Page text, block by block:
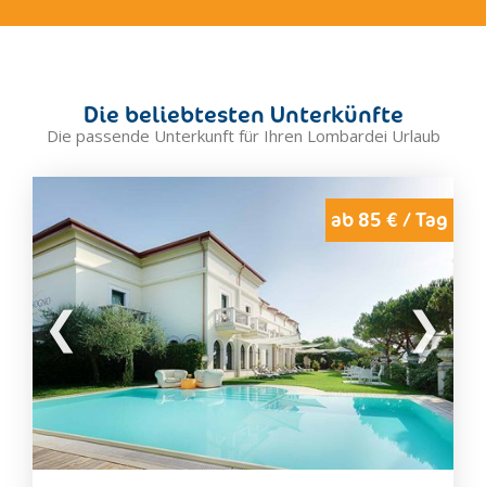
Clusone
Cremona
Erba
Foppolo
Gallarate
Gardone Riviera
Gravedona
Inverigo
Iseo
Lecco
Die beliebtesten Unterkünfte
Die passende Unterkunft für Ihren Lombardei Urlaub
ab 85 € / Tag